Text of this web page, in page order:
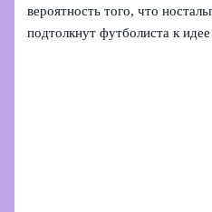
вероятность того, что
подтолкнут футболиста к идее